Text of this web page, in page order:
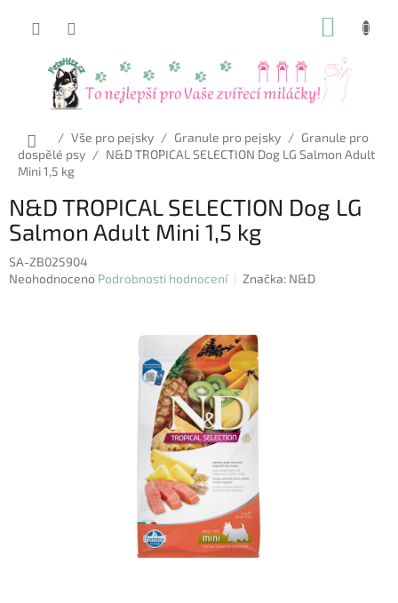
Domů
/ Vše pro pejsky / Granule pro pejsky / Granule pro
dospělé psy / N&D TROPICAL SELECTION Dog LG Salmon Adult
Mini 1,5 kg
N&D TROPICAL SELECTION Dog LG
Salmon Adult Mini 1,5 kg
SA-ZB025904
Průměrné
Neohodnoceno Podrobnosti hodnocení Značka: N&D